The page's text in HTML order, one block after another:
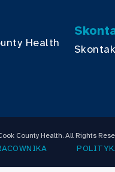
Health
County Health. All Rights